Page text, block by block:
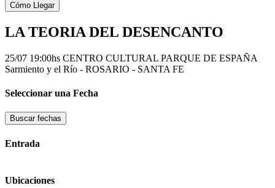
Cómo Llegar
LA TEORIA DEL DESENCANTO
25/07 19:00hs CENTRO CULTURAL PARQUE DE ESPAÑA
Sarmiento y el Rí­o - ROSARIO - SANTA FE
Seleccionar una Fecha
Buscar fechas
Entrada
Ubicaciones